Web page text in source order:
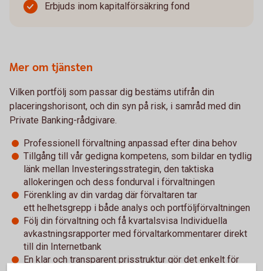
Erbjuds inom kapitalförsäkring fond
Mer om tjänsten
Vilken portfölj som passar dig bestäms utifrån din
placeringshorisont, och din syn på risk, i samråd med din
Private Banking-rådgivare.
Professionell förvaltning anpassad efter dina behov
Tillgång till vår gedigna kompetens, som bildar en tydlig
länk mellan Investeringsstrategin, den taktiska
allokeringen och dess fondurval i förvaltningen
Förenkling av din vardag där förvaltaren tar
ett helhetsgrepp i både analys och portföljförvaltningen
Följ din förvaltning och få kvartalsvisa Individuella
avkastningsrapporter med förvaltarkommentarer direkt
till din Internetbank
En klar och transparent prisstruktur gör det enkelt för